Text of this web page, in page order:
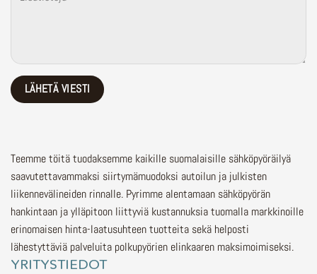
Teemme töitä tuodaksemme kaikille suomalaisille sähköpyöräilyä
saavutettavammaksi siirtymämuodoksi autoilun ja julkisten
liikennevälineiden rinnalle. Pyrimme alentamaan sähköpyörän
hankintaan ja ylläpitoon liittyviä kustannuksia tuomalla markkinoille
erinomaisen hinta-laatusuhteen tuotteita sekä helposti
lähestyttäviä palveluita polkupyörien elinkaaren maksimoimiseksi.
YRITYSTIEDOT